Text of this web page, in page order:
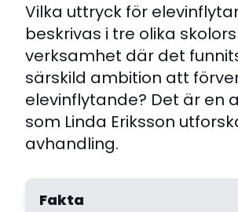
Vilka uttryck för
beskrivas i tre olika skolors
verksamhet där det
särskild ambition att
elevinflytande? Det är en
som Linda Eriksson
avhandling.
Fakta